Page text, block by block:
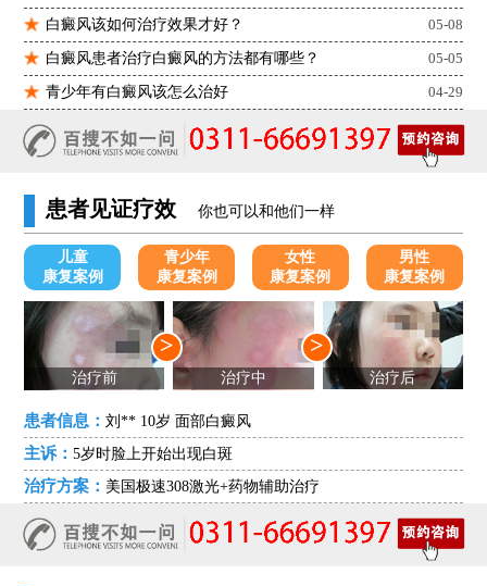
白癜风该如何治疗效果才好？ 05-08
白癜风患者治疗白癜风的方法都有哪些？ 05-05
青少年有白癜风该怎么治好 04-29
患者见证疗效 你也可以和他们一样
儿童
康复案例
青少年
康复案例
女性
康复案例
男性
康复案例
治疗前
>
治疗中
>
治疗后
患者信息：刘** 10岁 面部白癜风
主诉：5岁时脸上开始出现白斑
治疗方案： 美国极速308激光+药物辅助治疗